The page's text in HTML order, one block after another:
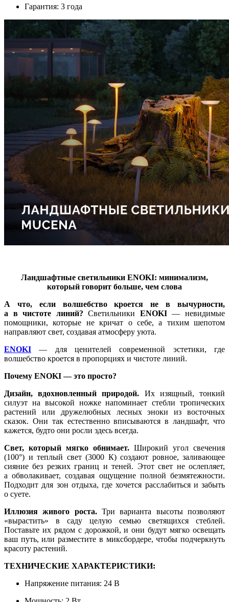
Гарантия: 3 года
Ландшафтные светильники ENOKI: минимализм,
который говорит больше, чем слова
А что, если волшебство кроется не в вычурности,
а в чистоте линий? Светильники ENOKI— невидимые
помощники, которые не кричат о себе, а тихим шепотом
направляют свет, создавая атмосферу уюта.
ENOKI — для ценителей современной эстетики, где
волшебство кроется в пропорциях и чистоте линий.
Почему ENOKI — это просто?
Дизайн, вдохновленный природой. Их изящный, тонкий
силуэт на высокой ножке напоминает стебли тропических
растений или дружелюбных лесных эноки из восточных
сказок. Они так естественно вписываются в ландшафт, что
кажется, будто они росли здесь всегда.
Свет, который мягко обнимает. Широкий угол свечения
(100°) и теплый свет (3000 К) создают ровное, заливающее
сияние без резких границ и теней. Этот свет не ослепляет,
а обволакивает, создавая ощущение полной безмятежности.
Подходит для зон отдыха, где хочется расслабиться и забыть
о суете.
Иллюзия живого роста.Три варианта высоты позволяют
«вырастить» в саду целую семью светящихся стеблей.
Поставьте их рядом с дорожкой, и они будут мягко освещать
ваш путь, или разместите в миксбордере, чтобы подчеркнуть
красоту растений.
ТЕХНИЧЕСКИЕ ХАРАКТЕРИСТИКИ:
Напряжение питания: 24 В